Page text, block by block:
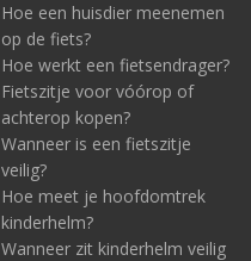
Hoe een huisdier meenemen
op de fiets?
Hoe werkt een fietsendrager?
Fietszitje voor vóórop of
achterop kopen?
Wanneer is een fietszitje
veilig?
Hoe meet je hoofdomtrek
kinderhelm?
Wanneer zit kinderhelm veilig